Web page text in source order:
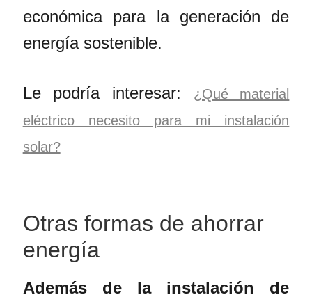
económica para la generación de
energía sostenible.
Le podría interesar:
¿Qué material
eléctrico necesito para mi instalación
solar?
Otras formas de ahorrar
energía
Además de la instalación de